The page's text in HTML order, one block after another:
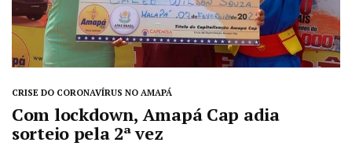
CRISE DO CORONAVÍRUS NO AMAPÁ
Com lockdown, Amapá Cap adia
sorteio pela 2ª vez